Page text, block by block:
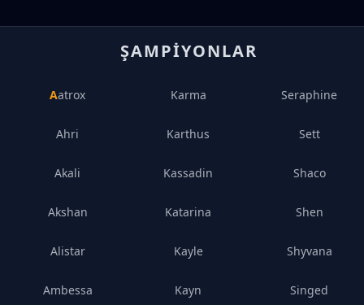
ŞAMPIYONLAR
Aatrox
Ahri
Akali
Akshan
Alistar
Ambessa
Karma
Karthus
Kassadin
Katarina
Kayle
Kayn
Seraphine
Sett
Shaco
Shen
Shyvana
Singed